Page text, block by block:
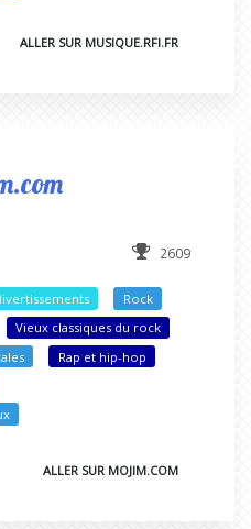
ALLER SUR MUSIQUE.RFI.FR
2609
Rock
Vieux classiques du rock
Rap et hip-hop
ALLER SUR MOJIM.COM